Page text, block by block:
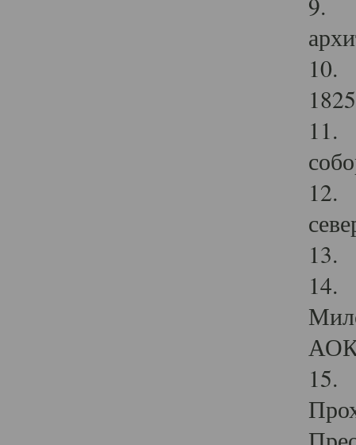
10.
11.
12.
13.
14.
15.